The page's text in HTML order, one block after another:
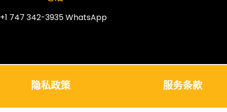
+1 747 342-3935 WhatsApp
隐私政策 服务条款